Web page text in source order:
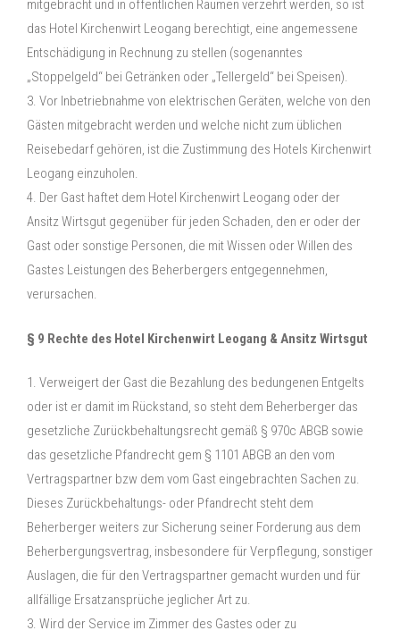
mitgebracht und in öffentlichen Räumen verzehrt werden, so ist
das Hotel Kirchenwirt Leogang berechtigt, eine angemessene
Entschädigung in Rechnung zu stellen (sogenanntes
„Stoppelgeld“ bei Getränken oder „Tellergeld“ bei Speisen).
3. Vor Inbetriebnahme von elektrischen Geräten, welche von den
Gästen mitgebracht werden und welche nicht zum üblichen
Reisebedarf gehören, ist die Zustimmung des Hotels Kirchenwirt
Leogang einzuholen.
4. Der Gast haftet dem Hotel Kirchenwirt Leogang oder der
Ansitz Wirtsgut gegenüber für jeden Schaden, den er oder der
Gast oder sonstige Personen, die mit Wissen oder Willen des
Gastes Leistungen des Beherbergers entgegennehmen,
verursachen.
§ 9 Rechte des Hotel Kirchenwirt Leogang & Ansitz Wirtsgut
1. Verweigert der Gast die Bezahlung des bedungenen Entgelts
oder ist er damit im Rückstand, so steht dem Beherberger das
gesetzliche Zurückbehaltungsrecht gemäß § 970c ABGB sowie
das gesetzliche Pfandrecht gem § 1101 ABGB an den vom
Vertragspartner bzw dem vom Gast eingebrachten Sachen zu.
Dieses Zurückbehaltungs- oder Pfandrecht steht dem
Beherberger weiters zur Sicherung seiner Forderung aus dem
Beherbergungsvertrag, insbesondere für Verpflegung, sonstiger
Auslagen, die für den Vertragspartner gemacht wurden und für
allfällige Ersatzansprüche jeglicher Art zu.
3. Wird der Service im Zimmer des Gastes oder zu